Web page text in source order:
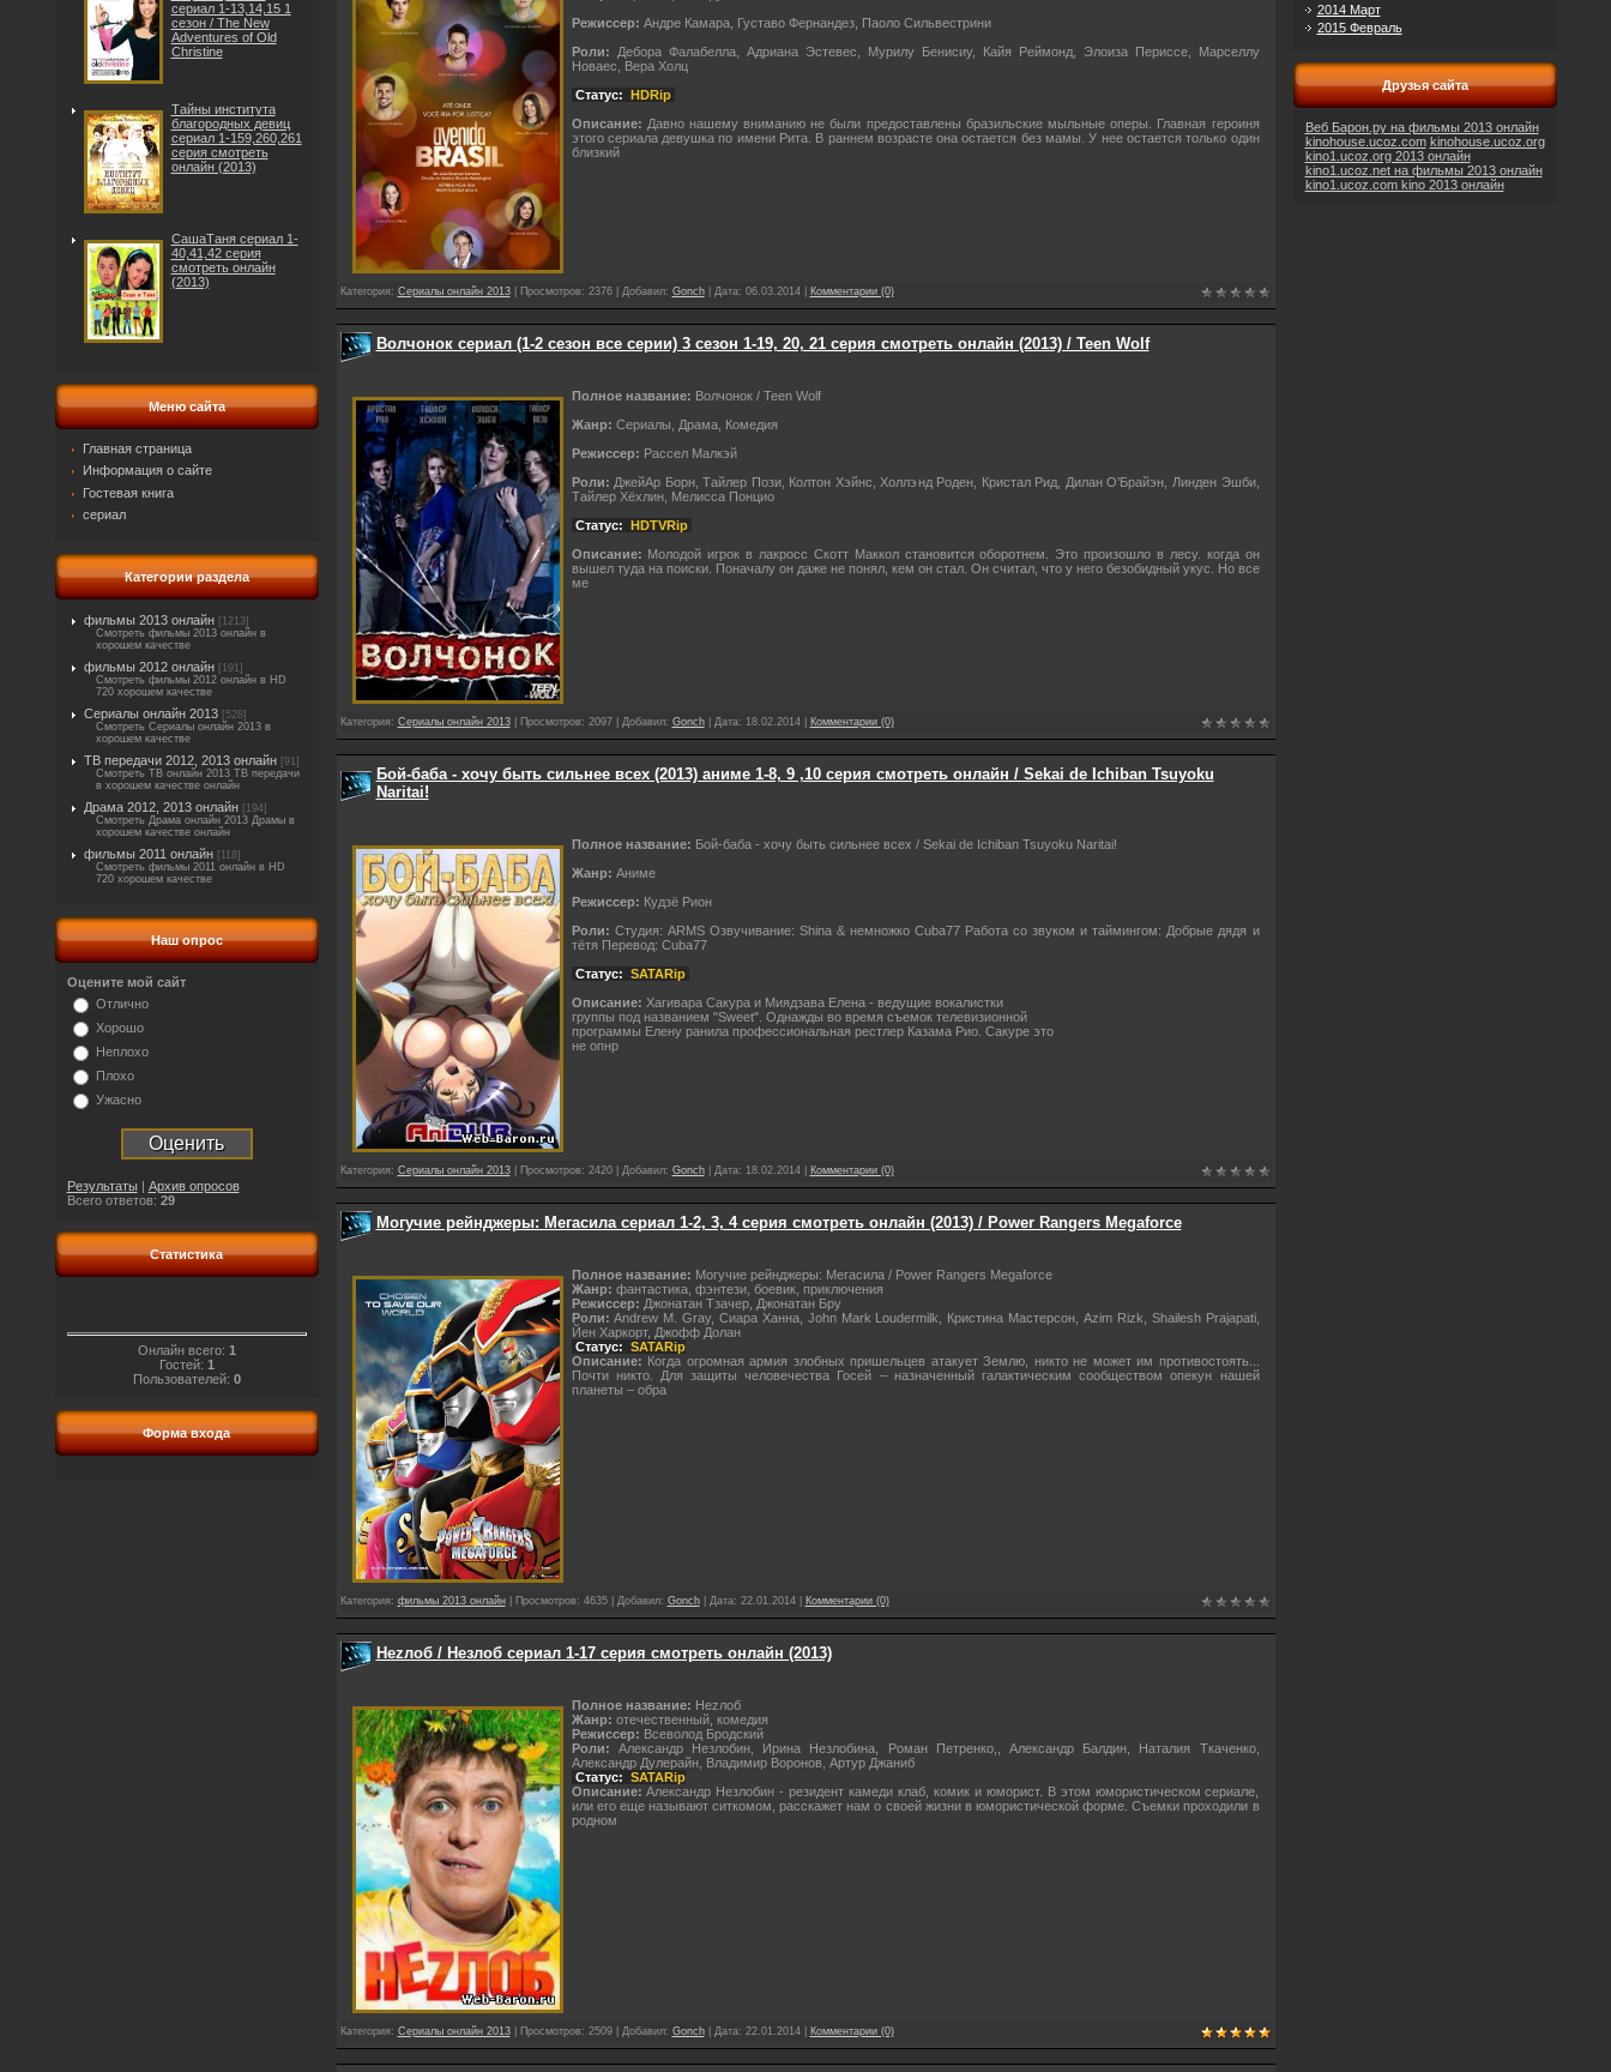
сериал 1-13,14,15 1
сезон / The New
Adventures of Old
Christine
Тайны института
благородных девиц
сериал 1-159,260,261
серия смотреть
онлайн (2013)
СашаТаня сериал 1-
40,41,42 серия
смотреть онлайн
(2013)
Меню сайта
Главная страница
Информация о сайте
Гостевая книга
сериал
Категории раздела
фильмы 2013 онлайн
[1213]
Смотреть фильмы 2013 онлайн в
хорошем качестве
фильмы 2012 онлайн
[191]
Смотреть фильмы 2012 онлайн в HD
720 хорошем качестве
Сериалы онлайн 2013
[528]
Смотреть Сериалы онлайн 2013 в
хорошем качестве
ТВ передачи 2012, 2013 онлайн
[91]
Смотреть ТВ онлайн 2013 ТВ передачи
в хорошем качестве онлайн
Драма 2012, 2013 онлайн
[194]
Смотреть Драма онлайн 2013 Драмы в
хорошем качестве онлайн
фильмы 2011 онлайн
[118]
Смотреть фильмы 2011 онлайн в HD
720 хорошем качестве
Наш опрос
Оцените мой сайт
Отлично
Хорошо
Неплохо
Плохо
Ужасно
Результаты | Архив опросов
Всего ответов: 29
Статистика
Онлайн всего: 1
Гостей: 1
Пользователей: 0
Форма входа
Режиссер: Андре Камара, Густаво Фернандез, Паоло Сильвестрини
Роли: Дебора Фалабелла, Адриана Эстевес, Мурилу Бенисиу, Кайя Реймонд, Элоиза Периссе, Марселлу
Новаес, Вера Холц
Статус:
HDRip
Описание: Давно нашему вниманию не были предоставлены бразильские мыльные оперы. Главная героиня
этого сериала девушка по имени Рита. В раннем возрасте она остается без мамы. У нее остается только один
близкий
Категория: Сериалы онлайн 2013| Просмотров: 2376 | Добавил: Gonch| Дата: 06.03.2014| Комментарии (0)
Волчонок сериал (1-2 сезон все серии) 3 сезон 1-19, 20, 21 серия смотреть онлайн (2013) / Teen Wolf
Полное название: Волчонок / Teen Wolf
Жанр: Сериалы, Драма, Комедия
Режиссер: Рассел Малкэй
Роли: ДжейАр Борн, Тайлер Пози, Колтон Хэйнс, Холлэнд Роден, Кристал Рид, Дилан О’Брайэн, Линден Эшби,
Тайлер Хёхлин, Мелисса Понцио
Статус:
HDTVRip
Описание: Молодой игрок в лакросс Скотт Маккол становится оборотнем. Это произошло в лесу. когда он
вышел туда на поиски. Поначалу он даже не понял, кем он стал. Он считал, что у него безобидный укус. Но все
ме
Категория: Сериалы онлайн 2013| Просмотров: 2097 | Добавил: Gonch| Дата: 18.02.2014| Комментарии (0)
Бой-баба - хочу быть сильнее всех (2013) аниме 1-8, 9 ,10 серия смотреть онлайн / Sekai de Ichiban Tsuyoku
Naritai!
Полное название: Бой-баба - хочу быть сильнее всех / Sekai de Ichiban Tsuyoku Naritai!
Жанр: Аниме
Режиссер: Кудзё Рион
Роли: Студия: ARMS Озвучивание: Shina & немножко Cuba77 Работа со звуком и таймингом: Добрые дядя и
тётя Перевод: Cuba77
Статус: SATARip
Описание: Хагивара Сакура и Миядзава Елена - ведущие вокалистки
группы под названием "Sweet". Однажды во время съемок телевизионной
программы Елену ранила профессиональная рестлер Казама Рио. Сакуре это
не опнр
Категория: Сериалы онлайн 2013| Просмотров: 2420 | Добавил: Gonch| Дата: 18.02.2014| Комментарии (0)
Могучие рейнджеры: Мегасила сериал 1-2, 3, 4 серия смотреть онлайн (2013) / Power Rangers Megaforce
Полное название: Могучие рейнджеры: Мегасила / Power Rangers Megaforce
Жанр: фантастика, фэнтези, боевик, приключения
Режиссер: Джонатан Тзачер, Джонатан Бру
Роли: Andrew M. Gray, Сиара Ханна, John Mark Loudermilk, Кристина Мастерсон, Azim Rizk, Shailesh Prajapati,
Йен Харкорт, Джофф Долан
Статус: SATARip
Описание: Когда огромная армия злобных пришельцев атакует Землю, никто не может им противостоять...
Почти никто. Для защиты человечества Госей – назначенный галактическим сообществом опекун нашей
планеты – обра
Категория: фильмы 2013 онлайн| Просмотров: 4635 | Добавил: Gonch| Дата: 22.01.2014| Комментарии (0)
Неzлоб / Незлоб сериал 1-17 серия смотреть онлайн (2013)
Полное название: Неzлоб
Жанр: отечественный, комедия
Режиссер: Всеволод Бродский
Роли: Александр Незлобин, Ирина Незлобина, Роман Петренко,, Александр Балдин, Наталия Ткаченко,
Александр Дулерайн, Владимир Воронов, Артур Джаниб
Статус: SATARip
Описание: Александр Незлобин - резидент камеди клаб, комик и юморист. В этом юмористическом сериале,
или его еще называют ситкомом, расскажет нам о своей жизни в юмористической форме. Съемки проходили в
родном
Категория: Сериалы онлайн 2013| Просмотров: 2509 | Добавил: Gonch| Дата: 22.01.2014| Комментарии (0)
2014 Март
2015 Февраль
Друзья сайта
Веб Барон.ру на фильмы 2013 онлайн
kinohouse.ucoz.com kinohouse.ucoz.org
kino1.ucoz.org 2013 онлайн
kino1.ucoz.net на фильмы 2013 онлайн
kino1.ucoz.com kino 2013 онлайн